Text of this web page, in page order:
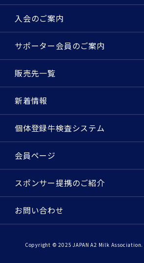
入会のご案内
サポーター会員のご案内
販売先一覧
新着情報
個体登録牛検査システム
会員ページ
スポンサー提携のご紹介
お問い合わせ
Copyright © 2025 JAPAN A2 Milk Association.